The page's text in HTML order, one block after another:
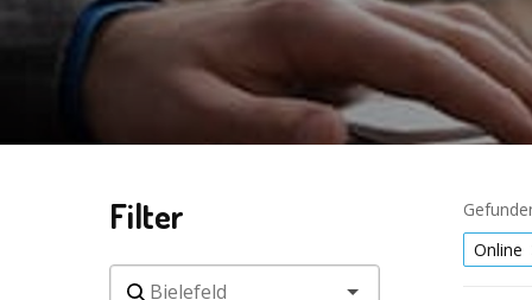
Filter
Online